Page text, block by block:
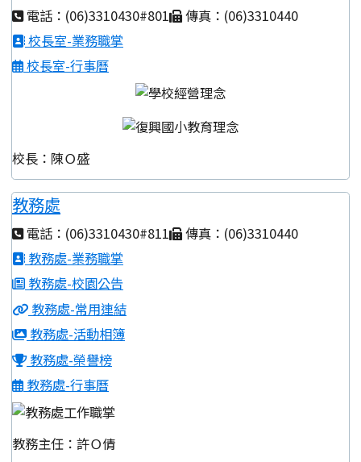
電話：(06)3310430#801
傳真：(06)3310440
校長室-業務職掌
校長室-行事曆
校長：陳Ｏ盛
教務處
電話：(06)3310430#811
傳真：(06)3310440
教務處-業務職掌
教務處-校園公告
教務處-常用連結
教務處-活動相簿
教務處-榮譽榜
教務處-行事曆
教務主任：許Ｏ倩